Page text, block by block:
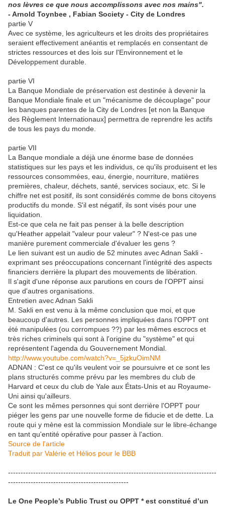
nos lèvres ce que nous accomplissons avec nos mains".
- Arnold Toynbee , Fabian Society - City de Londres
partie V
Avec ce système, les agriculteurs et les droits des propriétaires
seraient effectivement anéantis et remplacés en consentant de
strictes ressources et des lois sur l'Environnement et le
Développement durable.
partie VI
La Banque Mondiale de préservation est destinée à devenir la
Banque Mondiale finale et un "mécanisme de découplage" pour
les banques parentes de la City de Londres [et non la Banque
des Règlement Internationaux] permettra de reprendre les actifs
de tous les pays du monde.
partie VII
La Banque mondiale a déjà une énorme base de données
statistiques sur les pays et les individus, ce qu'ils produisent et les
ressources consommées, eau, énergie, nourriture, matières
premières, chaleur, déchets, santé, services sociaux, etc. Si le
chiffre net est positif, ils sont considérés comme de bons citoyens
productifs du monde. S'il est négatif, ils sont visés pour une
liquidation.
Est-ce que cela ne fait pas penser à la belle description
qu'Heather appelait "valeur pour valeur" ? N'est-ce pas une
manière purement commerciale d'évaluer les gens ?
Le lien suivant est un audio de 52 minutes avec Adnan Sakli -
exprimant ses préoccupations concernant l'intégrité des aspects
financiers derrière la plupart des mouvements de libération.
Il s'agit d'une réponse aux parutions en cours de l'OPPT ainsi
que d'autres organisations.
Entretien avec Adnan Sakli
M. Sakli en est venu à la même conclusion que moi, et que
beaucoup d'autres. Les personnes impliquées dans l'OPPT ont
été manipulées (ou corrompues ??) par les mêmes escrocs et
très riches criminels qui sont à l'origine du "système" et qui
représentent l'agenda du Gouvernement Mondial.
http://www.youtube.com/watch?v=_5jzkuOimNM
ADNAN : C'est ce qu'ils veulent voir se poursuivre et ce sont les
plans structurés comme prévu par les membres du club de
Harvard et ceux du club de Yale aux États-Unis et au Royaume-
Uni ainsi qu'ailleurs.
Ce sont les mêmes personnes qui sont derrière l'OPPT pour
piéger les gens par une nouvelle forme de fiducie et de dette. La
route qui y mène est la commission Mondiale sur le libre-échange
en tant qu'entité opérative pour passer à l'action.
Source de l'article
Traduit par Valérie et Hélios pour le BBB
-----------------------------------------------------------------------------------
------------------------------------------------
Le One People’s Public Trust ou OPPT * est constitué d’un